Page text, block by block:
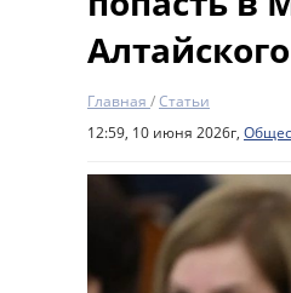
Главная /Статьи
12:59, 10 июня 2026г,